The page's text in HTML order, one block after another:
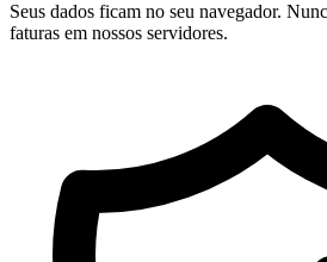
Seus dados ficam no seu navegador.
faturas em nossos servidores.